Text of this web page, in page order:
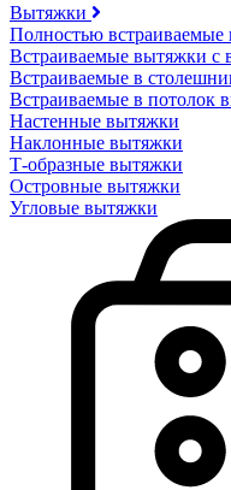
Вытяжки
Полностью встраиваемые
Встраиваемые вытяжки
Встраиваемые в
Встраиваемые в потолок
Настенные вытяжки
Наклонные вытяжки
Т-образные вытяжки
Островные вытяжки
Угловые вытяжки